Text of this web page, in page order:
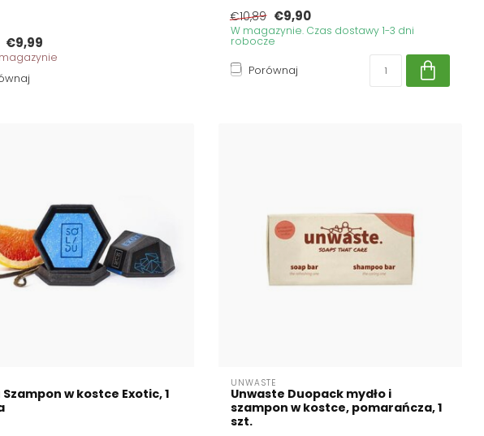
€9,99
€10,89 €9,90
W magazynie. Czas dostawy 1-3 dni
robocze
Porównaj
Szampon w kostce Exotic, 1
UNWASTE
Unwaste Duopack mydło i
szampon w kostce, pomarańcza, 1
szt.